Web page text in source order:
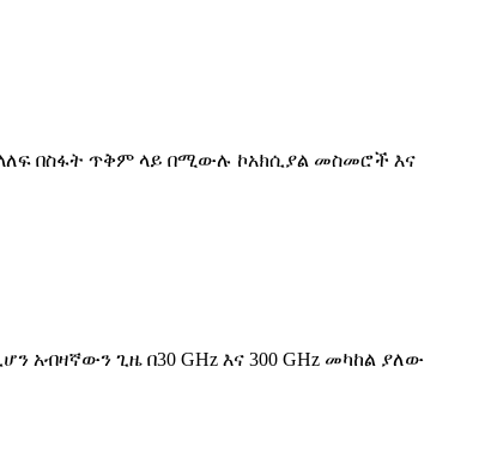
በስፋት ጥቅም ላይ በሚውሉ ኮአክሲያል መስመሮች እና
ጊዜ በ30 GHz እና 300 GHz መካከል ያለው